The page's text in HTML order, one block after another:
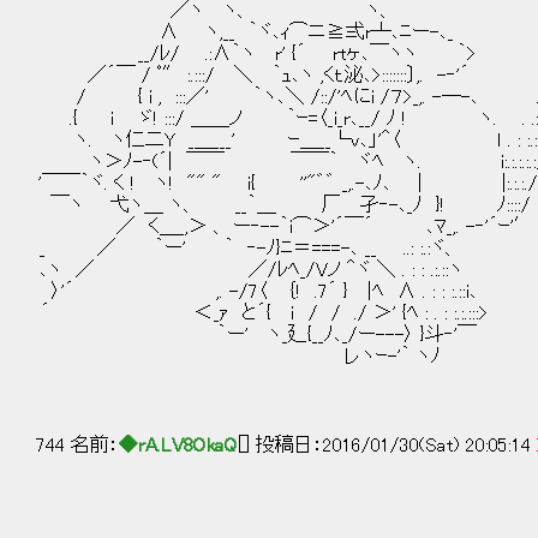
／ヽ ヽ、 ヽ、
∧ ヽ,__ ｀ヾ､ｨ⌒ニ≧弍r┴､ﾆー-､
__/ﾚ/ .:∧｀ヽ r' {´ rtヶ､￣ヽヽ ｀
／´￣ / ﾟ″ :.:::/ ＼ ｀ｭ､ヽ ,くｔ.泌､>:::::::〕,. -
/ { i , :::／' ｀ヽ､＼ /::/'ﾍにi /７>_,. -―-､ . .:.:}
.{ i ゞ! :::/ ＿＿ノ ｀ｰ=〈_i_r､__/ ﾉ ! ヽ. .
ヽ. ヽ仁二Y _＿___' ｰ＿__└ｖ､」'＾〈 ｌ . :
ヽ＞ﾉ-‐(´| ￣￣ ￣￣｀ ヾﾍ ヽ.
'￣￣｀ヾ. く ! ヽ! "" " i{ ''"゛゛ _,.-､ﾉ､ | |:.:.:./
￣ヽ 弋ヽ＿ ヽ、 __｀＿ 厂 孑‐-､_ﾉ }! ﾉ::::/
／ く＿_,＞ 、 ー‐--｀i⌒＞'´￣´ ､ﾏ_,. -‐'´ｰ'′
_ ／ ｀ー' ｀ ‐-ﾉ}ﾆ＝===-､ __ ..: :.:ヾ、
､ヽ ／ ／/ﾚﾍ_/Vノ ＾ヾ ＼ . : : .:.::ヽ
〉'´ ,. -/7〈 ｛! .7´ } |ﾍ ∧ . : : :.::i､
´ ＜_ｧ と´{ ｉ / / ./ ＞' {ﾍ : . : :.:.:::>
｀ー' ヽ_廴{__ﾉ､_/ー---〉 }斗‐'￣
レヽｰ-'｀ ヽﾉ
744 名前： ◆rA.LV8OkaQ [] 投稿日：2016/01/30(Sat) 20:05:14